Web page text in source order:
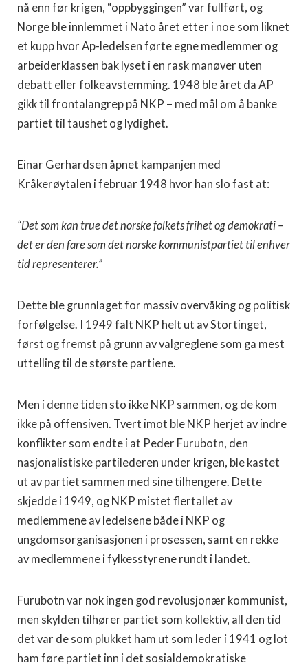
nå enn før krigen, “oppbyggingen” var fullført, og
Norge ble innlemmet i Nato året etter i noe som liknet
et kupp hvor Ap-ledelsen førte egne medlemmer og
arbeiderklassen bak lyset i en rask manøver uten
debatt eller folkeavstemming. 1948 ble året da AP
gikk til frontalangrep på NKP – med mål om å banke
partiet til taushet og lydighet.
Einar Gerhardsen åpnet kampanjen med
Kråkerøytalen i februar 1948 hvor han slo fast at:
“Det som kan true det norske folkets frihet og demokrati –
det er den fare som det norske kommunistpartiet til enhver
tid representerer.”
Dette ble grunnlaget for massiv overvåking og politisk
forfølgelse. I 1949 falt NKP helt ut av Stortinget,
først og fremst på grunn av valgreglene som ga mest
uttelling til de største partiene.
Men i denne tiden sto ikke NKP sammen, og de kom
ikke på offensiven. Tvert imot ble NKP herjet av indre
konflikter som endte i at Peder Furubotn, den
nasjonalistiske partilederen under krigen, ble kastet
ut av partiet sammen med sine tilhengere. Dette
skjedde i 1949, og NKP mistet flertallet av
medlemmene av ledelsene både i NKP og
ungdomsorganisasjonen i prosessen, samt en rekke
av medlemmene i fylkesstyrene rundt i landet.
Furubotn var nok ingen god revolusjonær kommunist,
men skylden tilhører partiet som kollektiv, all den tid
det var de som plukket ham ut som leder i 1941 og lot
ham føre partiet inn i det sosialdemokratiske